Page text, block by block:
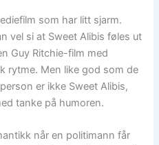
som har litt sjarm.
vel si at Sweet Alibis føles ut
Guy Ritchie-film med
rytme. Men like god som de
er ikke Sweet Alibis,
tanke på humoren.
når en politimann får